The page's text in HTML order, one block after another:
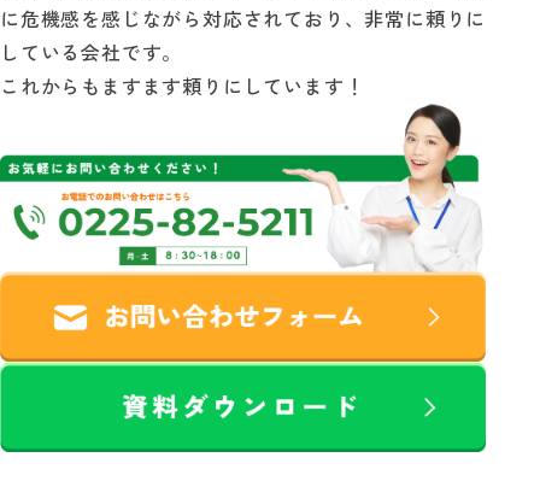
に危機感を感じながら対応されており、非常に頼りに
している会社です。
これからもますます頼りにしています！